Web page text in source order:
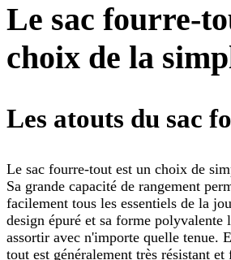
Le sac fourre-
choix de la
Les atouts du sac
Le sac fourre-tout est un choix de
Sa grande capacité de rangement
facilement tous les essentiels de la
design épuré et sa forme polyvalente
assortir avec n'importe quelle tenue.
tout est généralement très résistant